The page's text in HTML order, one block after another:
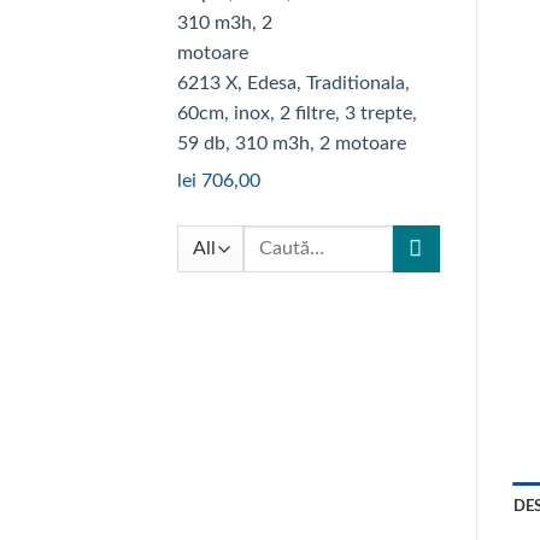
6213 X, Edesa, Traditionala,
60cm, inox, 2 filtre, 3 trepte,
59 db, 310 m3h, 2 motoare
lei 706,00
Caută